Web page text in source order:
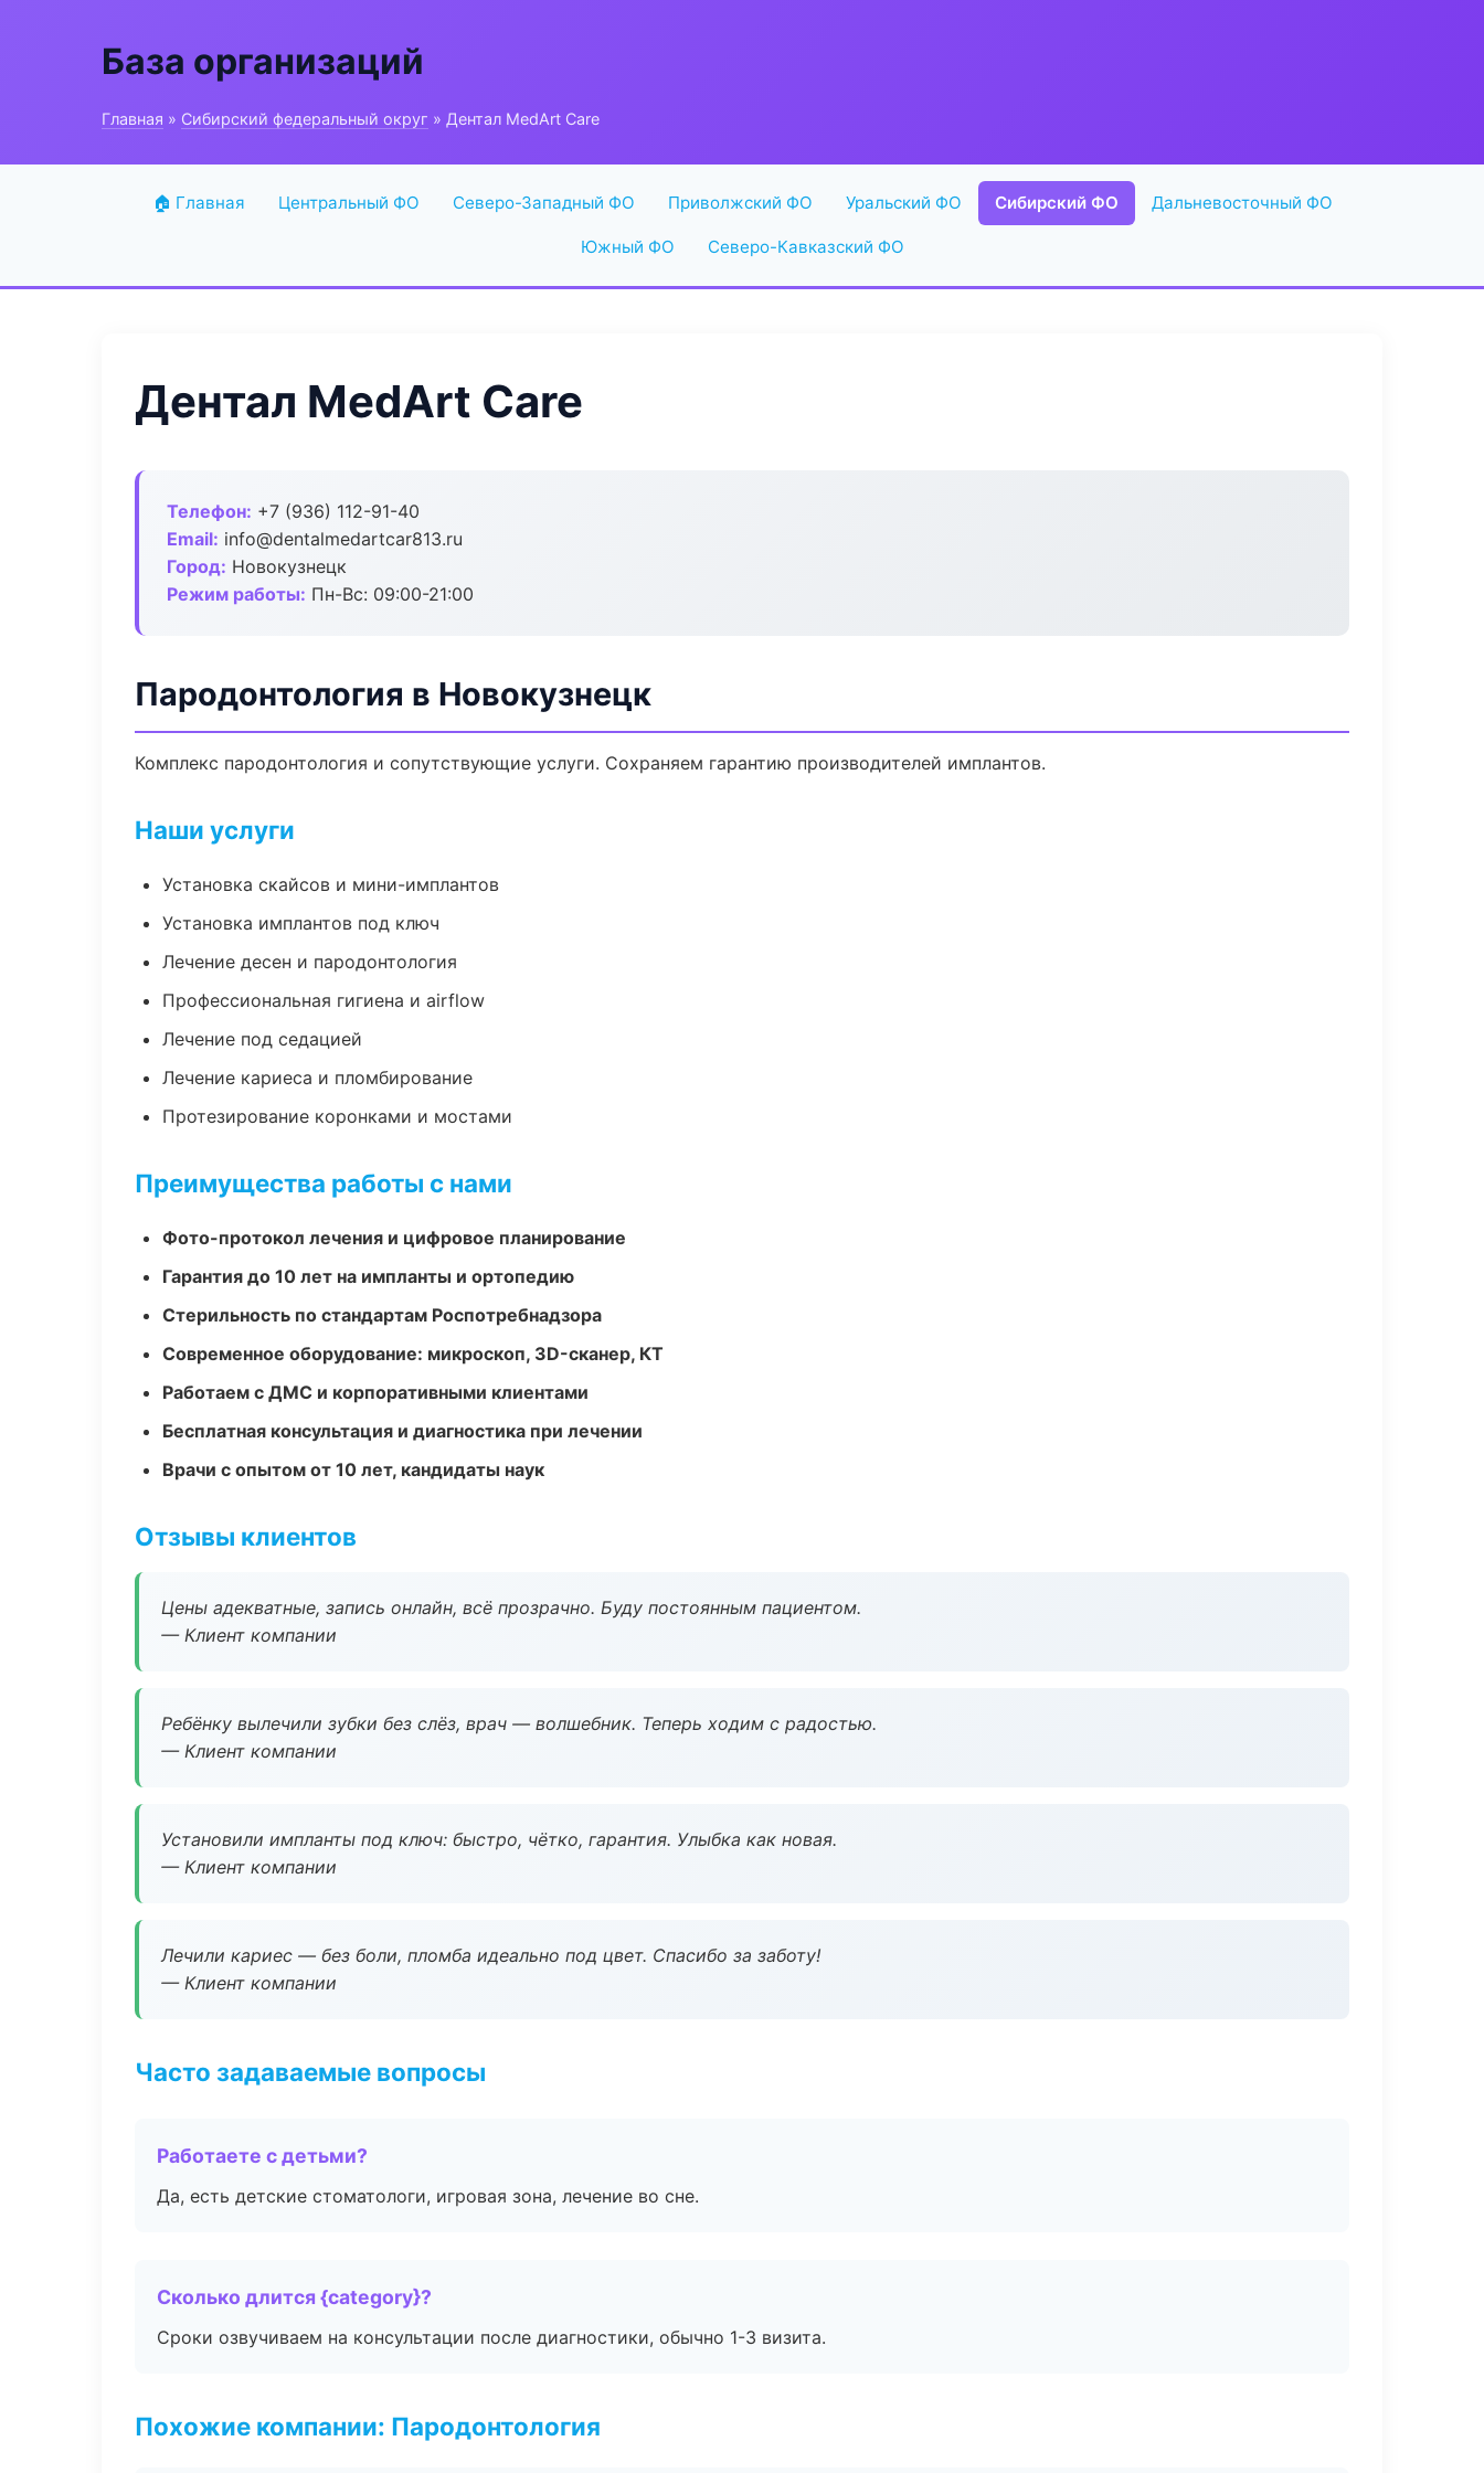
База организаций
Главная » Сибирский федеральный округ » Дентал MedArt Care
🏠 Главная Центральный ФО Северо-Западный ФО Приволжский ФО Уральский ФО Сибирский ФО Дальневосточный ФО
Южный ФО Северо-Кавказский ФО
Дентал MedArt Care
Телефон: +7 (936) 112-91-40
Email: info@dentalmedartcar813.ru
Город: Новокузнецк
Режим работы: Пн-Вс: 09:00-21:00
Пародонтология в Новокузнецк
Комплекс пародонтология и сопутствующие услуги. Сохраняем гарантию производителей имплантов.
Наши услуги
Установка скайсов и мини-имплантов
Установка имплантов под ключ
Лечение десен и пародонтология
Профессиональная гигиена и airflow
Лечение под седацией
Лечение кариеса и пломбирование
Протезирование коронками и мостами
Преимущества работы с нами
Фото-протокол лечения и цифровое планирование
Гарантия до 10 лет на импланты и ортопедию
Стерильность по стандартам Роспотребнадзора
Современное оборудование: микроскоп, 3D-сканер, КТ
Работаем с ДМС и корпоративными клиентами
Бесплатная консультация и диагностика при лечении
Врачи с опытом от 10 лет, кандидаты наук
Отзывы клиентов
Цены адекватные, запись онлайн, всё прозрачно. Буду постоянным пациентом.
— Клиент компании
Ребёнку вылечили зубки без слёз, врач — волшебник. Теперь ходим с радостью.
— Клиент компании
Установили импланты под ключ: быстро, чётко, гарантия. Улыбка как новая.
— Клиент компании
Лечили кариес — без боли, пломба идеально под цвет. Спасибо за заботу!
— Клиент компании
Часто задаваемые вопросы
Работаете с детьми?
Да, есть детские стоматологи, игровая зона, лечение во сне.
Сколько длится {category}?
Сроки озвучиваем на консультации после диагностики, обычно 1-3 визита.
Похожие компании: Пародонтология